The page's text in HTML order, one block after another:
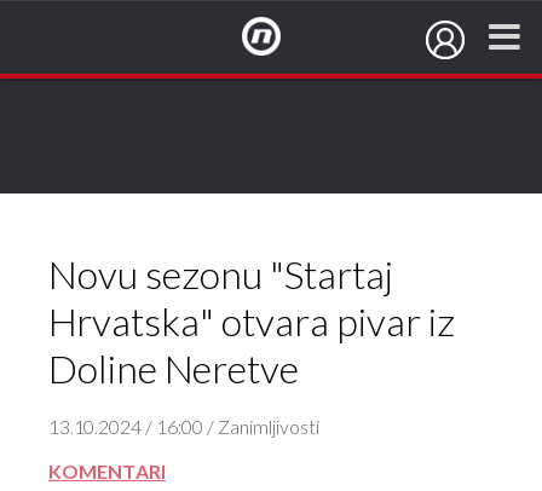
Novu sezonu "Startaj
Hrvatska" otvara pivar iz
Doline Neretve
13.10.2024 / 16:00 / Zanimljivosti
KOMENTARI